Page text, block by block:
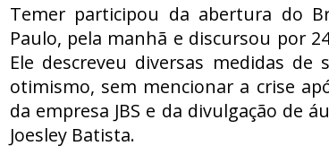
Temer participou da abertura do
Paulo, pela manhã e discursou por
Ele descreveu diversas medidas
otimismo, sem mencionar a crise
da empresa JBS e da divulgação de
Joesley Batista.